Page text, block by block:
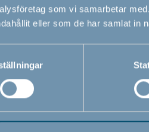
som vi samarbetar
eller som de har samlat in
Relaterade